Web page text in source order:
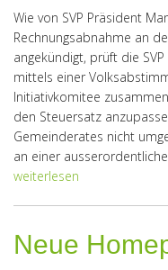
Wie von SVP Präsident
Rechnungsabnahme an
angekündigt, prüft die
mittels einer
Initiativkomitee
den Steuersatz
Gemeinderates nicht
an einer
weiterlesen
Neue